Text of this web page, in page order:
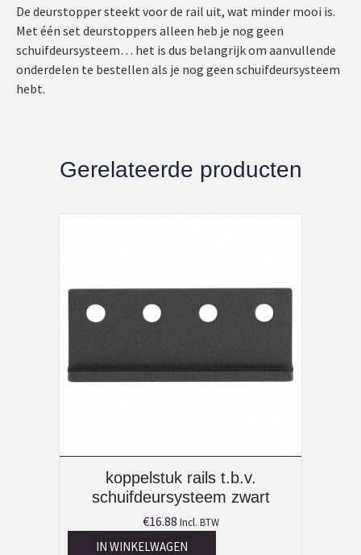
De deurstopper steekt voor de rail uit, wat minder mooi is.
Met één set deurstoppers alleen heb je nog geen
schuifdeursysteem… het is dus belangrijk om aanvullende
onderdelen te bestellen als je nog geen schuifdeursysteem
hebt.
Gerelateerde producten
koppelstuk rails t.b.v.
schuifdeursysteem zwart
€16.88 Incl. BTW
IN WINKELWAGEN